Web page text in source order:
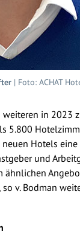
| Foto: ACHAT
in 2023
Hotels
und
v. Bodman